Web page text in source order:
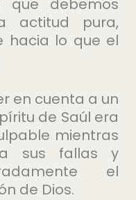
actitud pura,
hacia lo que el
en cuenta a un
de Saúl era
mientras
sus fallas y
el
de Dios.